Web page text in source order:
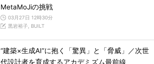
MetaMoJiの挑戦
03月27日 12時30分
黒岩裕子, BUILT
“建築×生成AI”に抱く「驚異」と「脅威」／次世
代設計者を育成するアカデミズム最前線